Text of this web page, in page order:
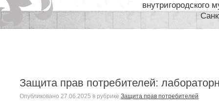
внутригородского
Защита прав потребителей:
Опубликовано 27.06.2025 в рубрике Защита прав потребителей